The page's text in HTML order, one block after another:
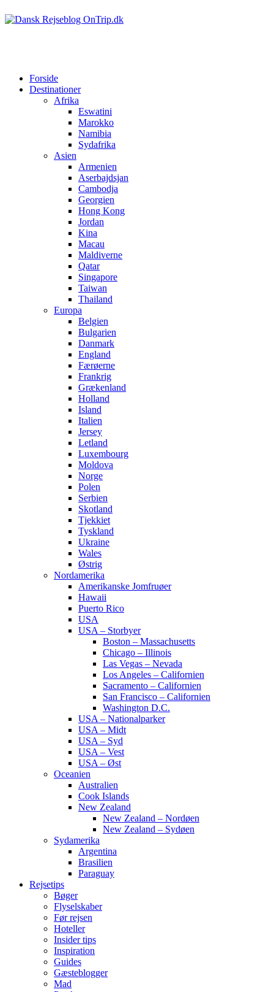
Forside
Destinationer
Afrika
Eswatini
Marokko
Namibia
Sydafrika
Asien
Armenien
Aserbajdsjan
Cambodja
Georgien
Hong Kong
Jordan
Kina
Macau
Maldiverne
Qatar
Singapore
Taiwan
Thailand
Europa
Belgien
Bulgarien
Danmark
England
Færøerne
Frankrig
Grækenland
Holland
Island
Italien
Jersey
Letland
Luxembourg
Moldova
Norge
Polen
Serbien
Skotland
Tjekkiet
Tyskland
Ukraine
Wales
Østrig
Nordamerika
Amerikanske Jomfruøer
Hawaii
Puerto Rico
USA
USA – Storbyer
Boston – Massachusetts
Chicago – Illinois
Las Vegas – Nevada
Los Angeles – Californien
Sacramento – Californien
San Francisco – Californien
Washington D.C.
USA – Nationalparker
USA – Midt
USA – Syd
USA – Vest
USA – Øst
Oceanien
Australien
Cook Islands
New Zealand
New Zealand – Nordøen
New Zealand – Sydøen
Sydamerika
Argentina
Brasilien
Paraguay
Rejsetips
Bøger
Flyselskaber
Før rejsen
Hoteller
Insider tips
Inspiration
Guides
Gæsteblogger
Mad